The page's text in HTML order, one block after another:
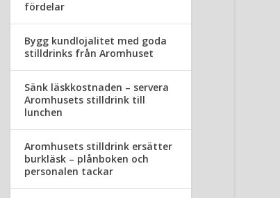
fördelar
Bygg kundlojalitet med goda
stilldrinks från Aromhuset
Sänk läskkostnaden – servera
Aromhusets stilldrink till
lunchen
Aromhusets stilldrink ersätter
burkläsk – plånboken och
personalen tackar